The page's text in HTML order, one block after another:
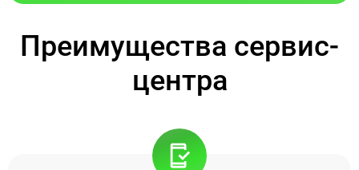
Преимущества сервис-
центра